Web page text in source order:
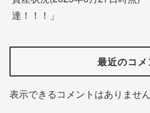
達！！！」
最近のコメ
表示できるコメントはありません